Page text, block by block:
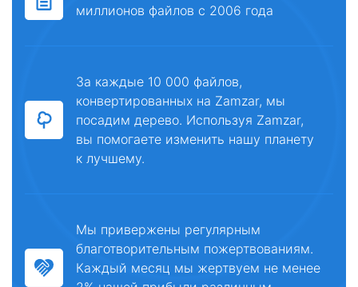
миллионов файлов с 2006 года
За каждые 10 000 файлов,
конвертированных на Zamzar, мы
посадим дерево. Используя Zamzar,
вы помогаете изменить нашу планету
к лучшему.
Мы привержены регулярным
благотворительным пожертвованиям.
Каждый месяц мы жертвуем не менее